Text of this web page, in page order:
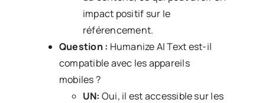
impact positif sur le
référencement.
Question : Humanize AI Text est-il
compatible avec les appareils
mobiles ?
UN: Oui, il est accessible sur les